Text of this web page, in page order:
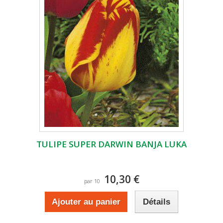
TULIPE SUPER DARWIN BANJA LUKA
par 10 10,30 €
Ajouter au panier Détails